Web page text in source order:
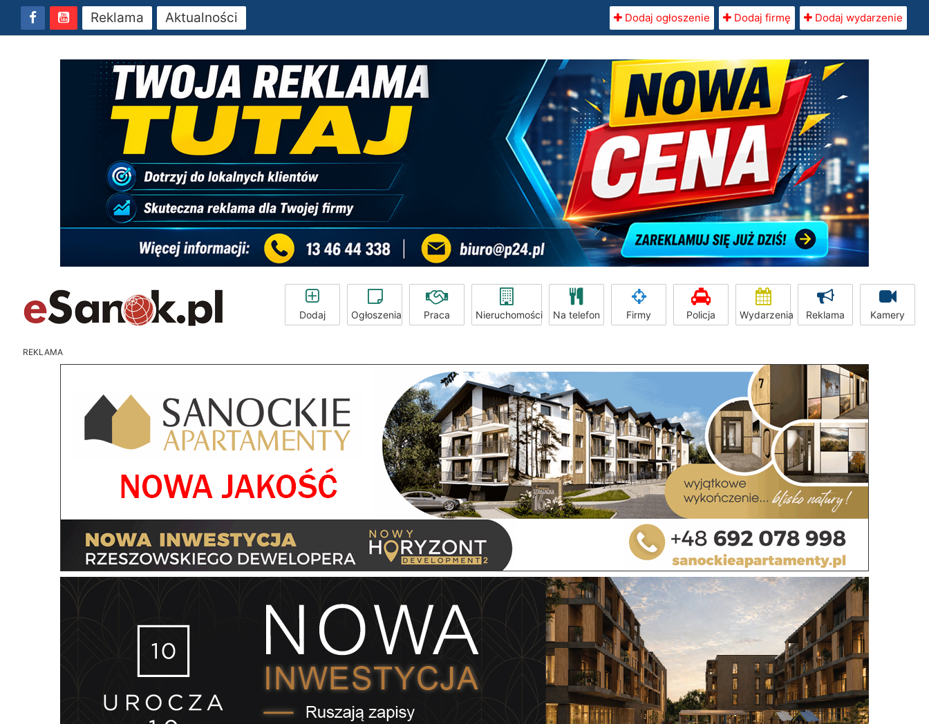
Reklama Aktualności Dodaj ogłoszenie Dodaj firmę Dodaj wydarzenie
Dodaj Ogłoszenia Praca Nieruchomości Na telefon Firmy Policja Wydarzenia Reklama Kamery
REKLAMA